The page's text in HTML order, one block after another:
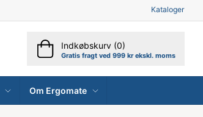
Kataloger
Indkøbskurv (0)
Gratis fragt ved 999 kr ekskl. moms
Om Ergomate